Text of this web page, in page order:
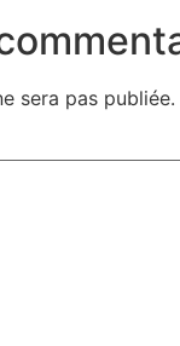
sera pas publiée.